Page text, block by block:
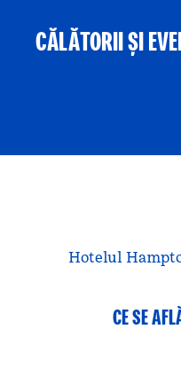
CĂLĂTORII ȘI
Hotelul
CE SE